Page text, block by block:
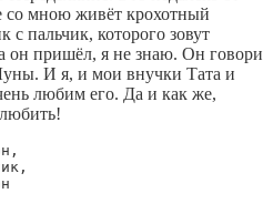
мною живёт крохотный
с пальчик, которого зовут
он пришёл, я не знаю. Он
И я, и мои внучки Тата и
любим его. Да и как же,